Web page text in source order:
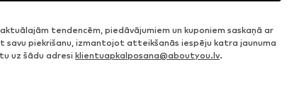
tendencēm, piedāvājumiem un kuponiem saskaņā ar
savu piekrišanu, izmantojot atteikšanās iespēju katra jaunuma
uz šādu adresi klientuapkalposana@aboutyou.lv.